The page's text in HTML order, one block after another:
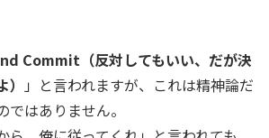
Commit（反対してもいい、だが決
」と言われますが、これは精神論だ
はありません。